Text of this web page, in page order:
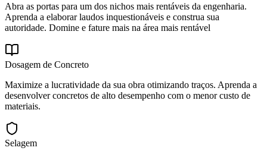
Abra as portas para um dos nichos mais rentáveis da engenharia.
Aprenda a elaborar laudos inquestionáveis e construa sua
autoridade. Domine e fature mais na área mais rentável
Dosagem de Concreto
Maximize a lucratividade da sua obra otimizando traços. Aprenda a
desenvolver concretos de alto desempenho com o menor custo de
materiais.
Selagem